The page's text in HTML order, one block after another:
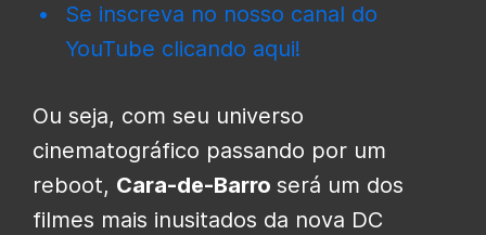
Se inscreva no nosso canal do
YouTube clicando aqui!
Ou seja, com seu universo
cinematográfico passando por um
reboot, Cara-de-Barro será um dos
filmes mais inusitados da nova DC